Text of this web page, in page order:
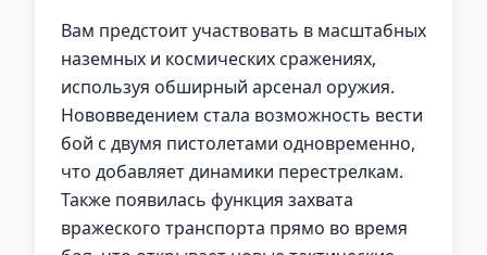
Вам предстоит участвовать в масштабных
наземных и космических сражениях,
используя обширный арсенал оружия.
Нововведением стала возможность вести
бой с двумя пистолетами одновременно,
что добавляет динамики перестрелкам.
Также появилась функция захвата
вражеского транспорта прямо во время